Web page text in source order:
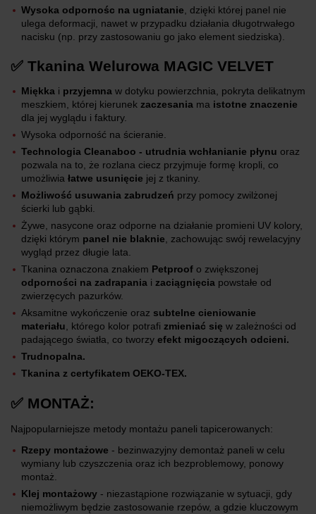
Wysoka odpornośc na ugniatanie , dzięki której panel nie
ulega deformacji, nawet w przypadku działania długotrwałego
nacisku (np. przy zastosowaniu go jako element siedziska).
✅ Tkanina Welurowa MAGIC VELVET
Miękka i przyjemna w dotyku powierzchnia, pokryta delikatnym
meszkiem, której kierunek zaczesania ma istotne znaczenie
dla jej wyglądu i faktury.
Wysoka odporność na ścieranie.
Technologia Cleanaboo - utrudnia wchłanianie płynu oraz
pozwala na to, że rozlana ciecz przyjmuje formę kropli, co
umożliwia łatwe usunięcie jej z tkaniny.
Możliwość usuwania zabrudzeń przy pomocy zwilżonej
ścierki lub gąbki.
Żywe, nasycone oraz odporne na działanie promieni UV kolory,
dzięki którym panel nie blaknie, zachowując swój rewelacyjny
wygląd przez długie lata.
Tkanina oznaczona znakiem Petproof o zwiększonej
odporności na zadrapania i zaciągnięcia powstałe od
zwierzęcych pazurków.
Aksamitne wykończenie oraz subtelne cieniowanie
materiału, którego kolor potrafi zmieniać się w zależności od
padającego światła, co tworzy efekt migoczących odcieni.
Trudnopalna.
Tkanina z certyfikatem OEKO-TEX.
✅ MONTAŻ:
Najpopularniejsze metody montażu paneli tapicerowanych:
Rzepy montażowe - bezinwazyjny demontaż paneli w celu
wymiany lub czyszczenia oraz ich bezproblemowy, ponowy
montaż.
Klej montażowy - niezastąpione rozwiązanie w sytuacji, gdy
niemożliwym będzie zastosowanie rzepów, a gdzie kluczowym